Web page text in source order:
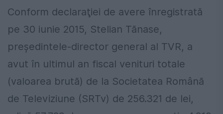
Conform declaraţiei de avere înregistrată
pe 30 iunie 2015, Stelian Tănase,
președintele-director general al TVR, a
avut în ultimul an fiscal venituri totale
(valoarea brută) de la Societatea Română
de Televiziune (SRTv) de 256.321 de lei,